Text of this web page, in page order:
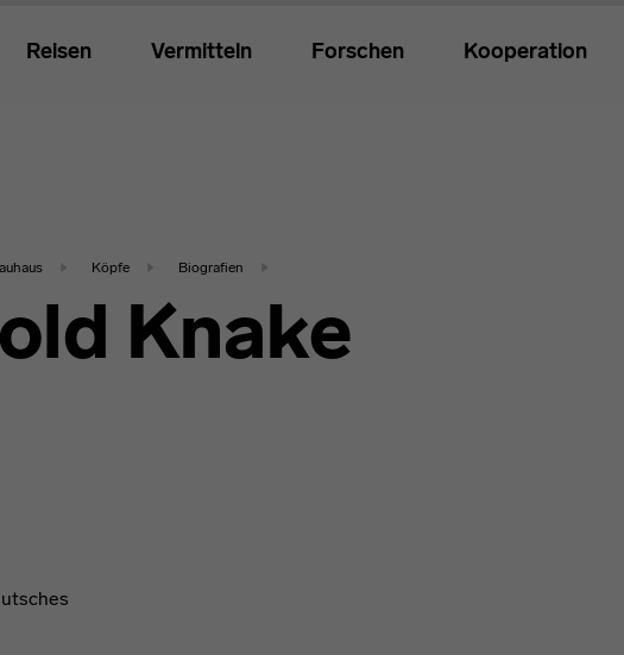
Reisen Vermitteln Forschen Kooperation
Köpfe Biografien
Knake